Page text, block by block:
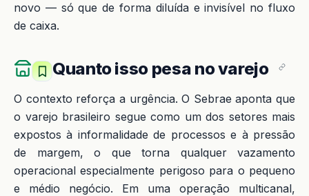
novo — só que de forma diluída e invisível no fluxo
de caixa.
Quanto isso pesa no varejo
O contexto reforça a urgência. O Sebrae aponta que
o varejo brasileiro segue como um dos setores mais
expostos à informalidade de processos e à pressão
de margem, o que torna qualquer vazamento
operacional especialmente perigoso para o pequeno
e médio negócio. Em uma operação multicanal,